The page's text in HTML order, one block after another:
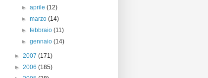
►aprile(12)
►marzo(14)
►febbraio(11)
►gennaio(14)
► 2007 (171)
► 2006 (185)